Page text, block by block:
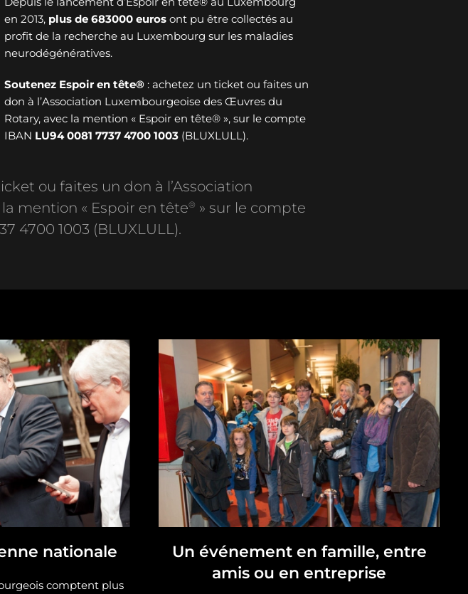
en 2013, plus de 683000 euros ont pu être collectés au
profit de la recherche au Luxembourg sur les maladies
neurodégénératives.
Soutenez Espoir en tête® : achetez un ticket ou faites un
don à l’Association Luxembourgeoise des Œuvres du
Rotary, avec la mention « Espoir en tête® », sur le compte
IBAN LU94 0081 7737 4700 1003 (BLUXLULL).
ou faites un don à l’Association
mention « Espoir en tête® » sur le compte
4700 1003 (BLUXLULL).
nationale
comptent plus
Un événement en famille, entre
amis ou en entreprise